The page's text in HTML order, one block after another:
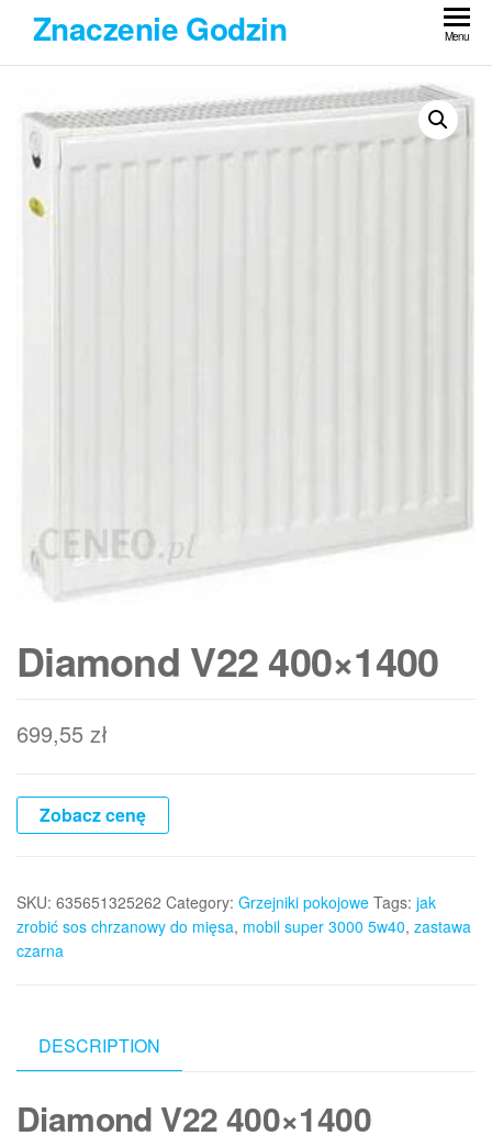
Przejdź
treści
Znaczenie Godzin Menu
Diamond V22 400×1400
699,55 zł
Zobacz cenę
SKU: 635651325262 Category: Grzejniki pokojowe Tags: jak
zrobić sos chrzanowy do mięsa, mobil super 3000 5w40, zastawa
czarna
DESCRIPTION
Diamond V22 400×1400